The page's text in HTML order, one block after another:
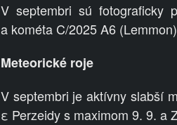
V septembri sú fotograficky
a kométa C/2025 A6
Meteorické roje
V septembri je aktívny slabší
ε Perzeidy s maximom 9. 9. a